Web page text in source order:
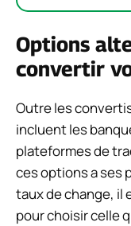
Options
convertir
Outre les
incluent les
plateformes de
ces options a ses
taux de change, il
pour choisir celle